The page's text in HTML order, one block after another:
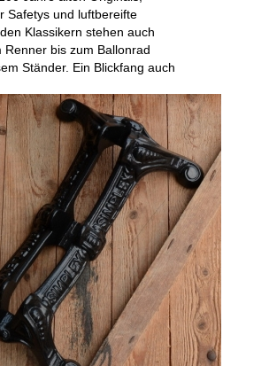
Safetys und luftbereifte
Klassikern stehen auch
bis zum Ballonrad
Ständer. Ein Blickfang auch